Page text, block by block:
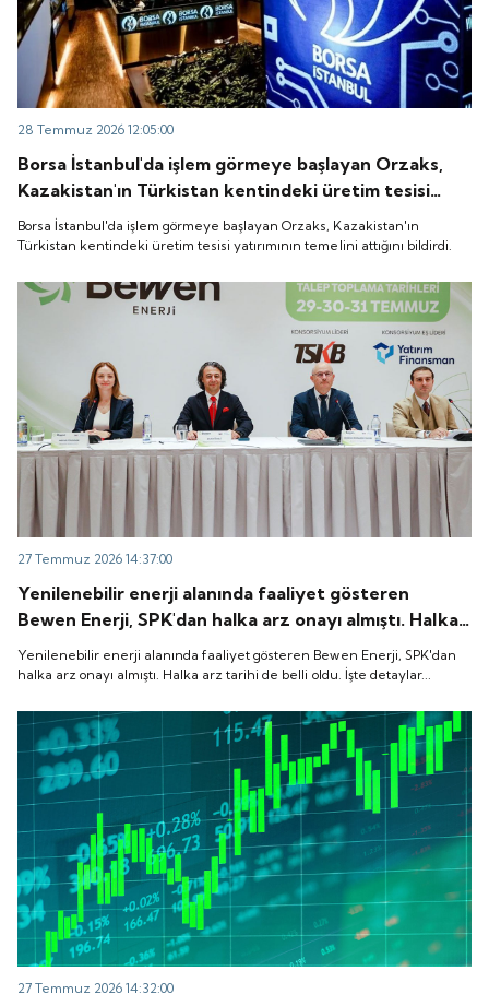
28 Temmuz 2026 12:05:00
Borsa İstanbul'da işlem görmeye başlayan Orzaks,
Kazakistan'ın Türkistan kentindeki üretim tesisi
yatırımının temelini attığını bildirdi.
Borsa İstanbul'da işlem görmeye başlayan Orzaks, Kazakistan'ın
Türkistan kentindeki üretim tesisi yatırımının temelini attığını bildirdi.
27 Temmuz 2026 14:37:00
Yenilenebilir enerji alanında faaliyet gösteren
Bewen Enerji, SPK'dan halka arz onayı almıştı. Halka
arz tarihi de belli oldu. İşte detaylar...
Yenilenebilir enerji alanında faaliyet gösteren Bewen Enerji, SPK'dan
halka arz onayı almıştı. Halka arz tarihi de belli oldu. İşte detaylar...
27 Temmuz 2026 14:32:00